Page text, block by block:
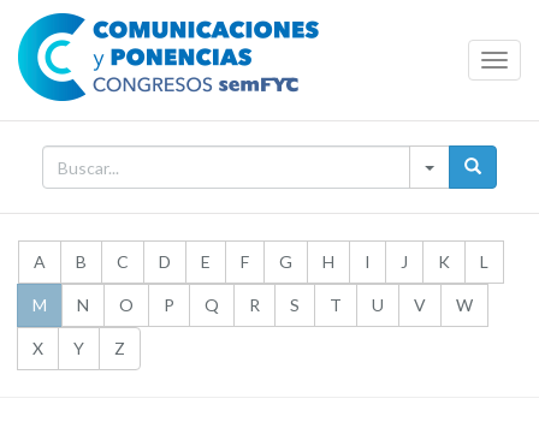
A B C D E F G H I J K L
M N O P Q R S T U V W
X Y Z